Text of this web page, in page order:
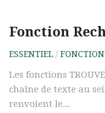
Fonction
ESSENTIEL /
Les fonctions
chaîne de texte au
renvoient le...